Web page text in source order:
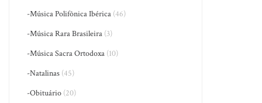
-Música Polifônica Ibérica (46)
-Música Rara Brasileira (3)
-Música Sacra Ortodoxa (10)
-Natalinas (45)
-Obituário (20)